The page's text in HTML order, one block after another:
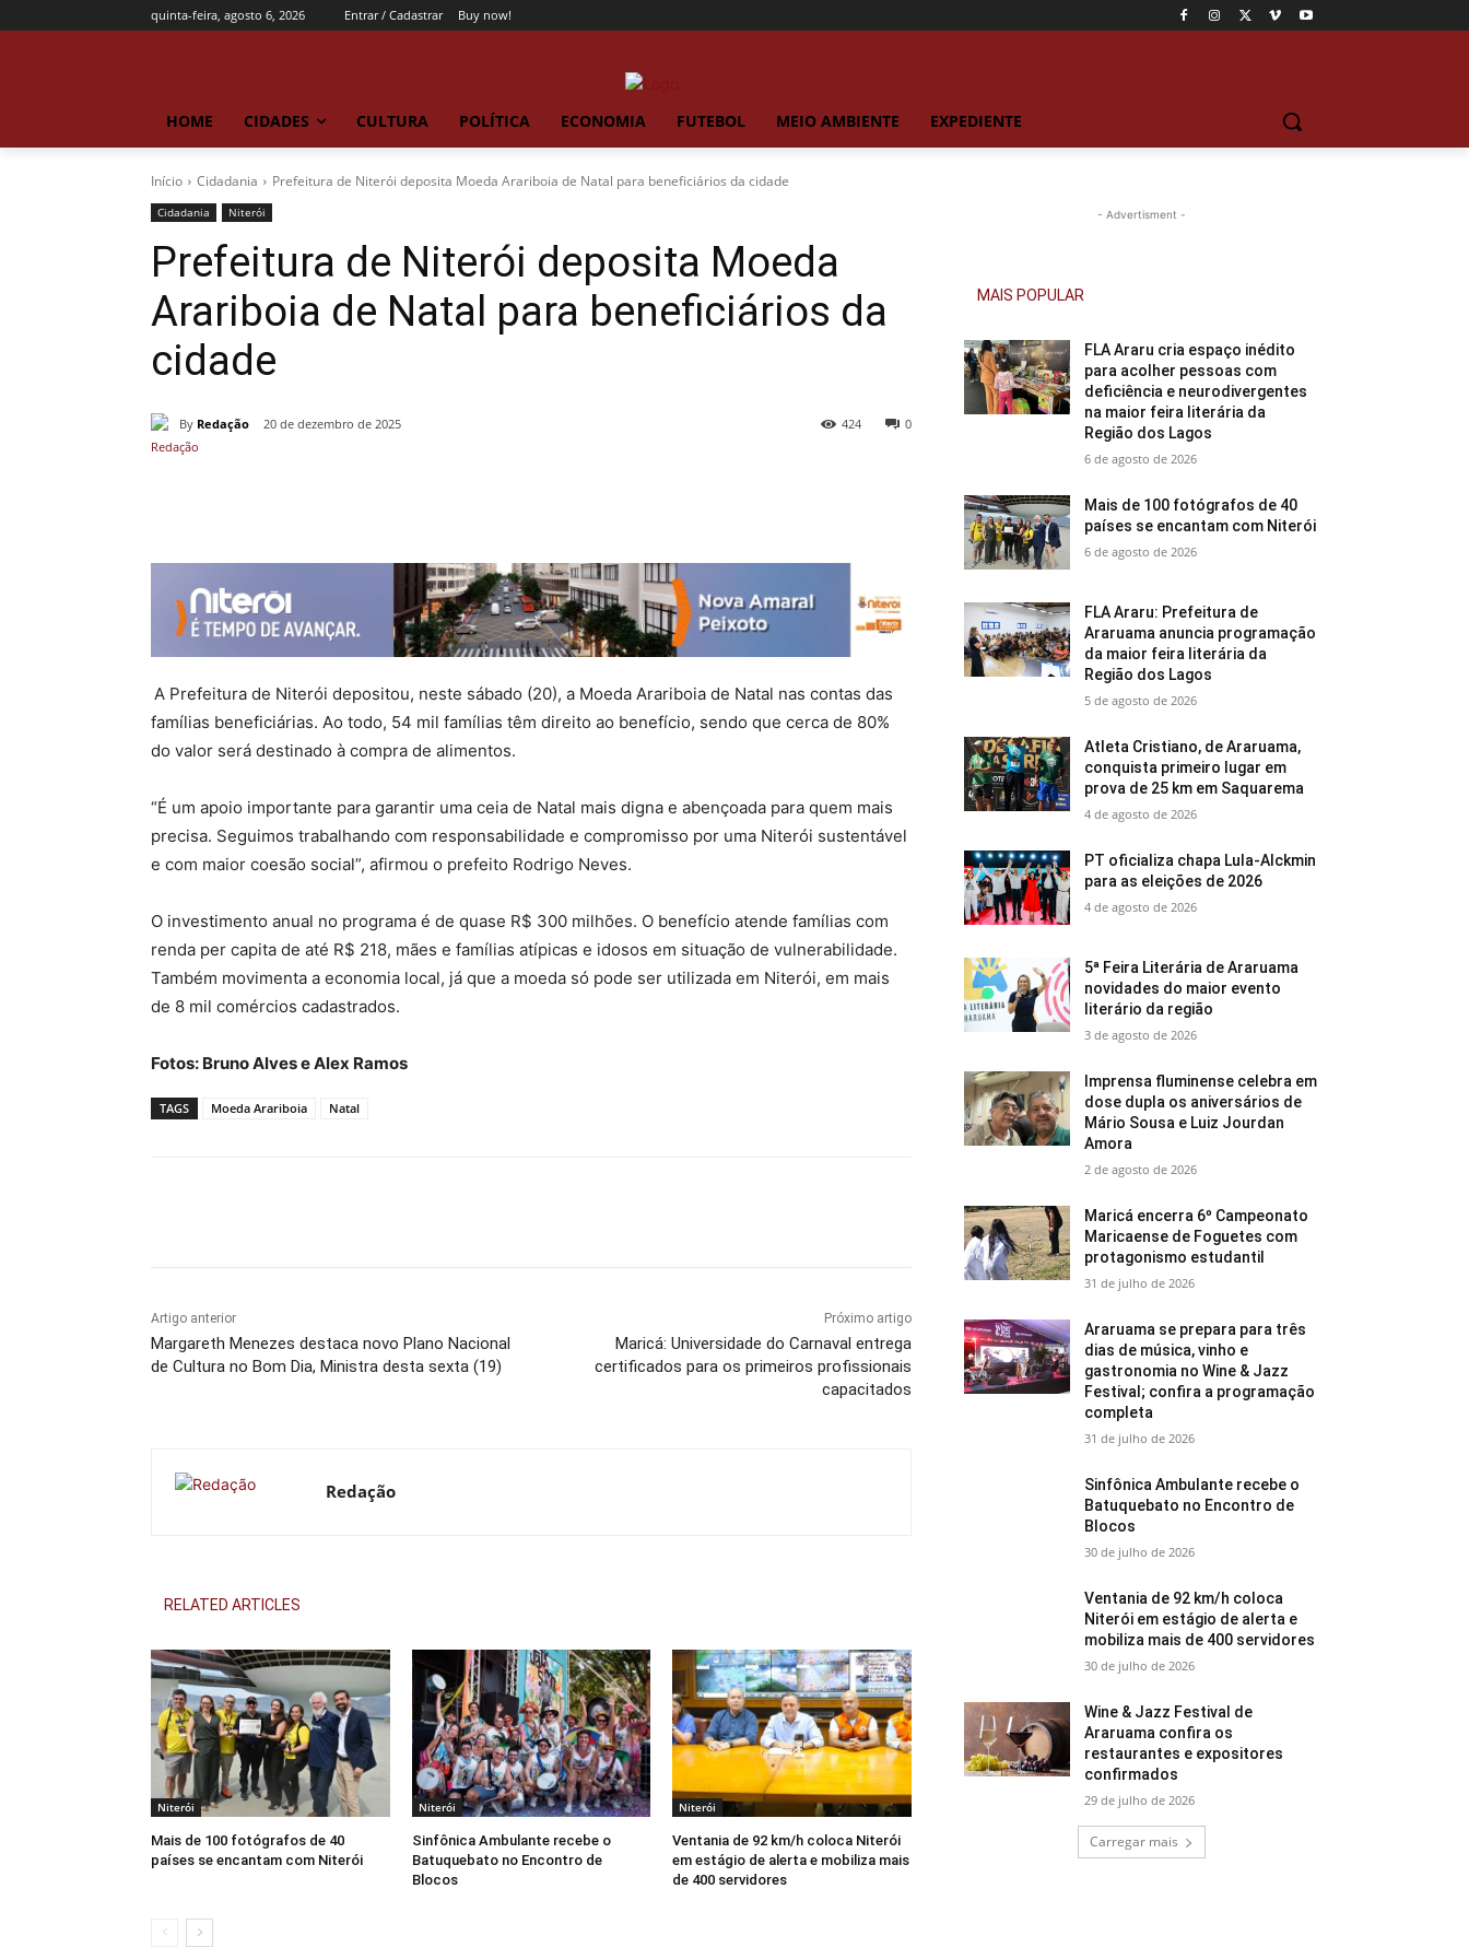
quinta-feira, agosto 6, 2026 Entrar / Cadastrar Buy now!
HOME CIDADES CULTURA POLÍTICA ECONOMIA FUTEBOL MEIO AMBIENTE EXPEDIENTE
Início Cidadania Prefeitura de Niterói deposita Moeda Arariboia de Natal para beneficiários da cidade
Cidadania Niterói
Prefeitura de Niterói deposita Moeda
Arariboia de Natal para beneficiários da
cidade
By Redação 20 de dezembro de 2025 0
424
A Prefeitura de Niterói depositou, neste sábado (20), a Moeda Arariboia de Natal nas contas das
famílias beneficiárias. Ao todo, 54 mil famílias têm direito ao benefício, sendo que cerca de 80%
do valor será destinado à compra de alimentos.
“É um apoio importante para garantir uma ceia de Natal mais digna e abençoada para quem mais
precisa. Seguimos trabalhando com responsabilidade e compromisso por uma Niterói sustentável
e com maior coesão social”, afirmou o prefeito Rodrigo Neves.
O investimento anual no programa é de quase R$ 300 milhões. O benefício atende famílias com
renda per capita de até R$ 218, mães e famílias atípicas e idosos em situação de vulnerabilidade.
Também movimenta a economia local, já que a moeda só pode ser utilizada em Niterói, em mais
de 8 mil comércios cadastrados.
Fotos: Bruno Alves e Alex Ramos
TAGS Moeda Arariboia Natal
Artigo anterior
Margareth Menezes destaca novo Plano Nacional
de Cultura no Bom Dia, Ministra desta sexta (19)
Próximo artigo
Maricá: Universidade do Carnaval entrega
certificados para os primeiros profissionais
capacitados
Redação
RELATED ARTICLES
Niterói
Mais de 100 fotógrafos de 40
países se encantam com Niterói
Niterói
Sinfônica Ambulante recebe o
Batuquebato no Encontro de
Blocos
Niterói
Ventania de 92 km/h coloca Niterói
em estágio de alerta e mobiliza mais
de 400 servidores
- Advertisment -
MAIS POPULAR
FLA Araru cria espaço inédito
para acolher pessoas com
deficiência e neurodivergentes
na maior feira literária da
Região dos Lagos
6 de agosto de 2026
Mais de 100 fotógrafos de 40
países se encantam com Niterói
6 de agosto de 2026
FLA Araru: Prefeitura de
Araruama anuncia programação
da maior feira literária da
Região dos Lagos
5 de agosto de 2026
Atleta Cristiano, de Araruama,
conquista primeiro lugar em
prova de 25 km em Saquarema
4 de agosto de 2026
PT oficializa chapa Lula-Alckmin
para as eleições de 2026
4 de agosto de 2026
5ª Feira Literária de Araruama
novidades do maior evento
literário da região
3 de agosto de 2026
Imprensa fluminense celebra em
dose dupla os aniversários de
Mário Sousa e Luiz Jourdan
Amora
2 de agosto de 2026
Maricá encerra 6º Campeonato
Maricaense de Foguetes com
protagonismo estudantil
31 de julho de 2026
Araruama se prepara para três
dias de música, vinho e
gastronomia no Wine & Jazz
Festival; confira a programação
completa
31 de julho de 2026
Sinfônica Ambulante recebe o
Batuquebato no Encontro de
Blocos
30 de julho de 2026
Ventania de 92 km/h coloca
Niterói em estágio de alerta e
mobiliza mais de 400 servidores
30 de julho de 2026
Wine & Jazz Festival de
Araruama confira os
restaurantes e expositores
confirmados
29 de julho de 2026
Carregar mais